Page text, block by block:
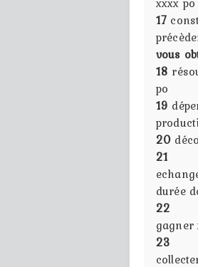
17
vous
18
po
19
20
21
durée
22
23